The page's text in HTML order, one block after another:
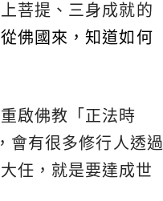
菩提、三身成就的
佛國來，知道如何
啟佛教「正法時
會有很多修行人透過
任，就是要達成世